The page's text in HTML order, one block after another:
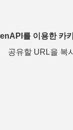
를 이용한 카
공유할 URL을 복